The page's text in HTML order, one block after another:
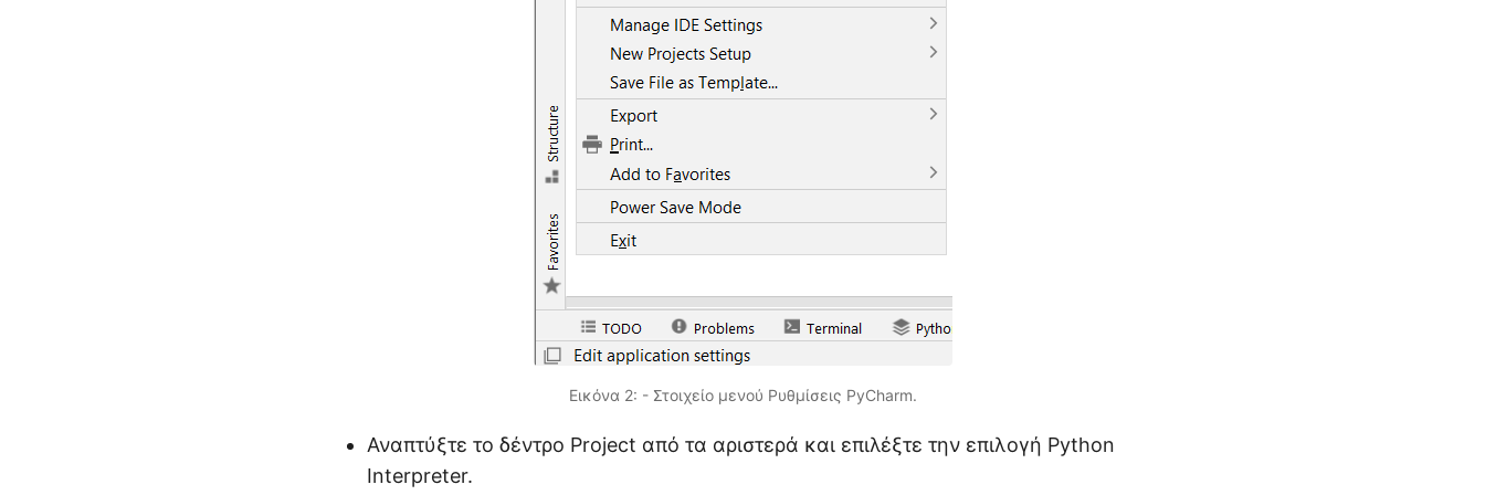
Εικόνα 2: - Στοιχείο μενού Ρυθμίσεις PyCharm.
Αναπτύξτε το δέντρο Project από τα αριστερά και επιλέξτε την επιλογή Python
Interpreter.